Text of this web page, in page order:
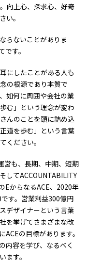
向上心、探求心、好奇
い。
らないことがありま
す。
にしたことがある人も
の根源であり本質で
如何に周囲や会社の業
む」という理念が変わ
んのことを頭に詰め込
道を歩む」という言葉
ください。
営も、長期、中期、短期
してACCOUNTABILITY
EからなるACE、2020年
す。営業利益300億円
デザイナーという言葉
を挙げてさまざまな改
の目標があります。
内容を学び、なるべく
ます。